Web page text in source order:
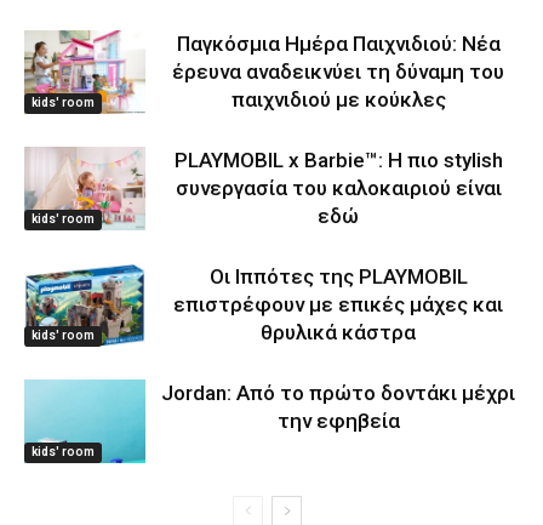
kids' room
Παγκόσμια Ημέρα Παιχνιδιού: Νέα
έρευνα αναδεικνύει τη δύναμη του
παιχνιδιού με κούκλες
kids' room
PLAYMOBIL x Barbie™: Η πιο stylish
συνεργασία του καλοκαιριού είναι
εδώ
kids' room
Οι Ιππότες της PLAYMOBIL
επιστρέφουν με επικές μάχες και
θρυλικά κάστρα
kids' room
Jordan: Από το πρώτο δοντάκι μέχρι
την εφηβεία